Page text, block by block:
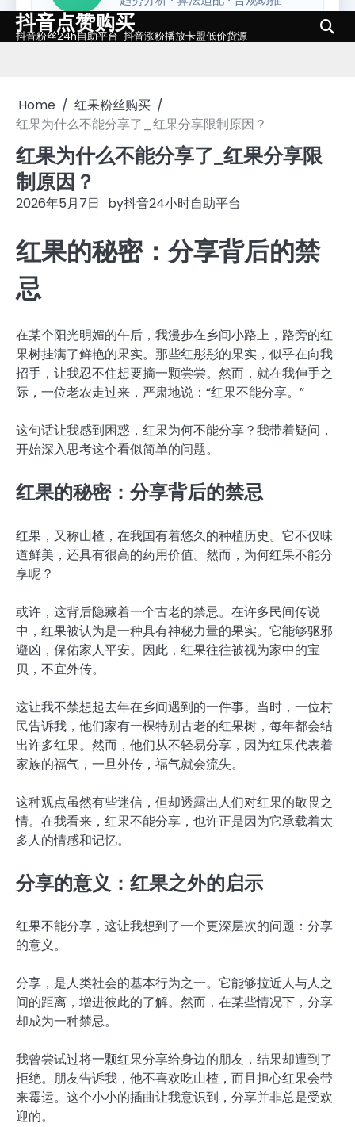
Skip
to
抖音点赞购买
抖音粉丝24h自助平台-抖音涨粉播放卡盟低价货源
Home
红果粉丝购买
红果为什么不能分享了_红果分享限制原因？
红果为什么不能分享了_红果分享限
制原因？
2026年5月7日 by抖音24小时自助平台
红果的秘密：分享背后的禁
忌
在某个阳光明媚的午后，我漫步在乡间小路上，路旁的红
果树挂满了鲜艳的果实。那些红彤彤的果实，似乎在向我
招手，让我忍不住想要摘一颗尝尝。然而，就在我伸手之
际，一位老农走过来，严肃地说：“红果不能分享。”
这句话让我感到困惑，红果为何不能分享？我带着疑问，
开始深入思考这个看似简单的问题。
红果的秘密：分享背后的禁忌
红果，又称山楂，在我国有着悠久的种植历史。它不仅味
道鲜美，还具有很高的药用价值。然而，为何红果不能分
享呢？
或许，这背后隐藏着一个古老的禁忌。在许多民间传说
中，红果被认为是一种具有神秘力量的果实。它能够驱邪
避凶，保佑家人平安。因此，红果往往被视为家中的宝
贝，不宜外传。
这让我不禁想起去年在乡间遇到的一件事。当时，一位村
民告诉我，他们家有一棵特别古老的红果树，每年都会结
出许多红果。然而，他们从不轻易分享，因为红果代表着
家族的福气，一旦外传，福气就会流失。
这种观点虽然有些迷信，但却透露出人们对红果的敬畏之
情。在我看来，红果不能分享，也许正是因为它承载着太
多人的情感和记忆。
分享的意义：红果之外的启示
红果不能分享，这让我想到了一个更深层次的问题：分享
的意义。
分享，是人类社会的基本行为之一。它能够拉近人与人之
间的距离，增进彼此的了解。然而，在某些情况下，分享
却成为一种禁忌。
我曾尝试过将一颗红果分享给身边的朋友，结果却遭到了
拒绝。朋友告诉我，他不喜欢吃山楂，而且担心红果会带
来霉运。这个小小的插曲让我意识到，分享并非总是受欢
迎的。